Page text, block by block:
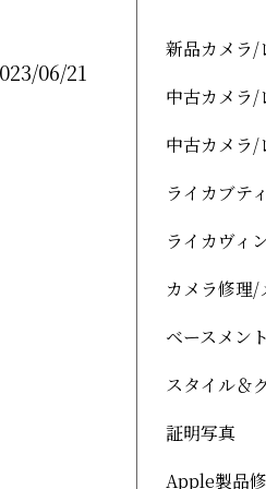
06/21
新品カメラ/
中古カメラ/
中古カメラ/
ライカブテ
ライカヴィ
カメラ修理/
ベースメン
スタイル＆
証明写真
Apple製品